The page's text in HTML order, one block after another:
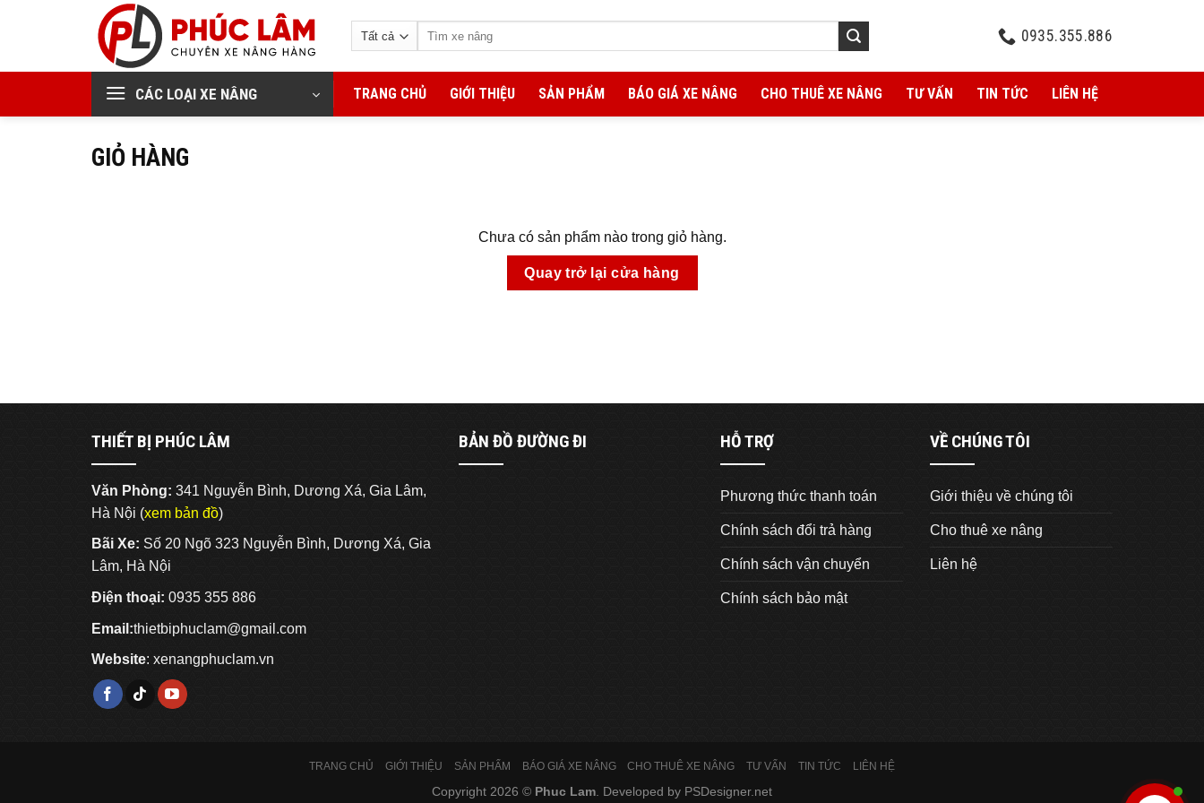
0935.355.886
CÁC LOẠI XE NÂNG TRANG CHỦ GIỚI THIỆU SẢN PHẨM BÁO GIÁ XE NÂNG CHO THUÊ XE NÂNG TƯ VẤN TIN TỨC LIÊN HỆ
GIỎ HÀNG
Chưa có sản phẩm nào trong giỏ hàng.
Quay trở lại cửa hàng
THIẾT BỊ PHÚC LÂM
Văn Phòng: 341 Nguyễn Bình, Dương Xá, Gia Lâm,
Hà Nội (xem bản đồ)
Bãi Xe: Số 20 Ngõ 323 Nguyễn Bình, Dương Xá, Gia
Lâm, Hà Nội
Điện thoại: 0935 355 886
Email:thietbiphuclam@gmail.com
Website: xenangphuclam.vn
BẢN ĐỒ ĐƯỜNG ĐI HỖ TRỢ
Phương thức thanh toán
Chính sách đổi trả hàng
Chính sách vận chuyển
Chính sách bảo mật
VỀ CHÚNG TÔI
Giới thiệu về chúng tôi
Cho thuê xe nâng
Liên hệ
TRANG CHỦ GIỚI THIỆU SẢN PHẨM BÁO GIÁ XE NÂNG CHO THUÊ XE NÂNG TƯ VẤN TIN TỨC LIÊN HỆ
Copyright 2026 © Phuc Lam . Developed by PSDesigner.net